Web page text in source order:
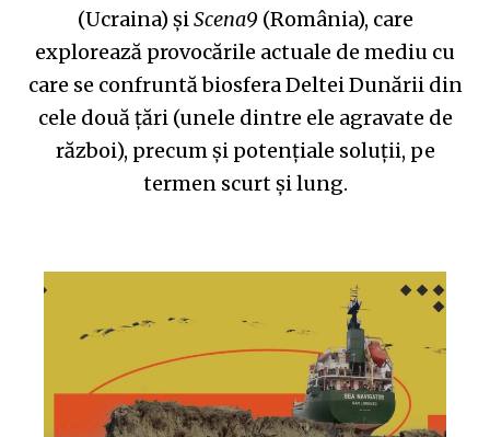
(Ucraina) șiScena9 (România), care
explorează provocările actuale de mediu cu
care se confruntă biosfera Deltei Dunării din
cele două țări (unele dintre ele agravate de
război), precum și potențiale soluții, pe
termen scurt și lung.